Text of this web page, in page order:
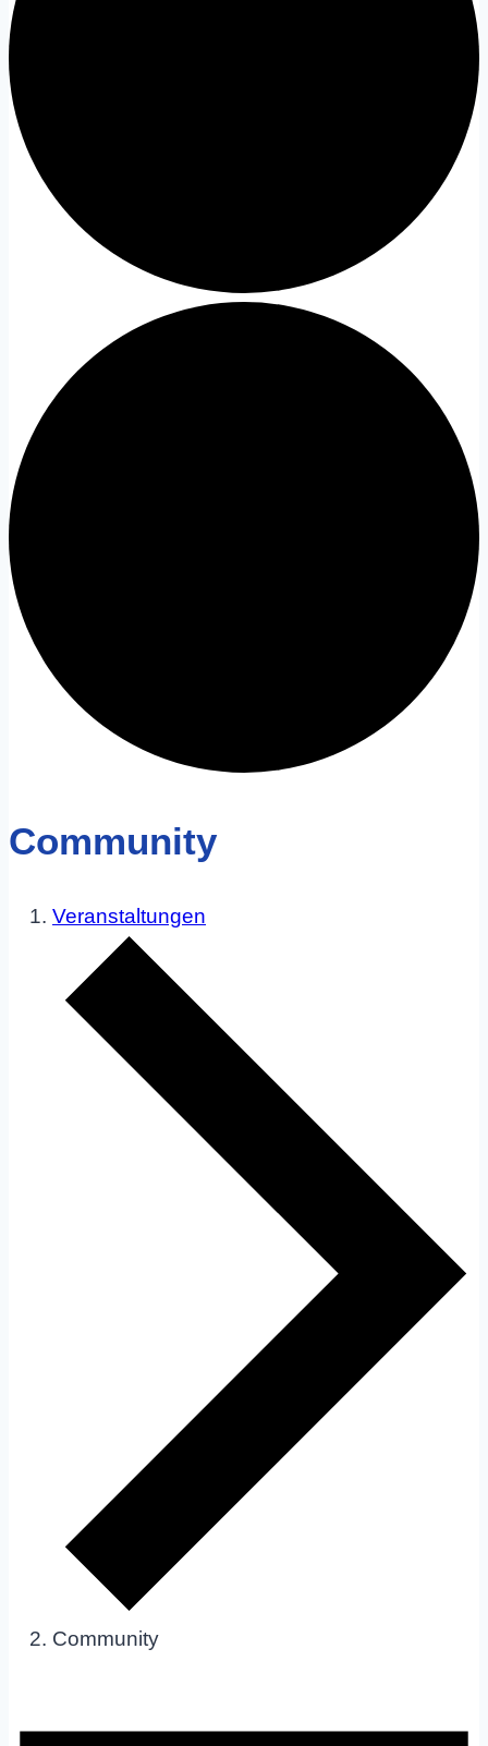
Community
Veranstaltungen
Community